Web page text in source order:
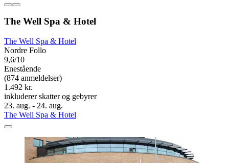
The Well Spa & Hotel
The Well Spa & Hotel
Nordre Follo
9,6/10
Enestående
(874 anmeldelser)
1.492 kr.
inkluderer skatter og gebyrer
23. aug. - 24. aug.
The Well Spa & Hotel